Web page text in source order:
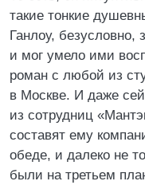
такие тонкие
Ганлоу, безусловно,
и мог умело ими
роман с любой из
в Москве. И даже
из сотрудниц
составят ему
обеде, и далеко не
были на третьем